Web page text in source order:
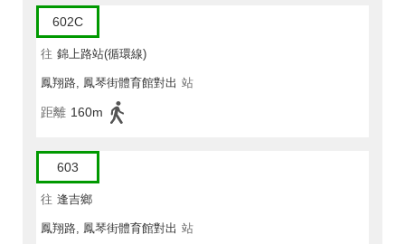
602C
往 錦上路站(循環線)
鳳翔路, 鳳琴街體育館對出 站
距離 160m
603
往 逢吉鄉
鳳翔路, 鳳琴街體育館對出 站